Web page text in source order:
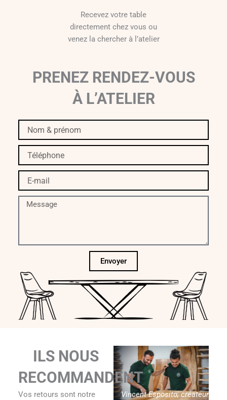
Recevez votre table
directement chez vous ou
venez la chercher à l’atelier
PRENEZ RENDEZ-VOUS
À L’ATELIER
prénom
mail
Message
Envoyer
Vincent Esposito, créateur
ILS NOUS
RECOMMANDENT
Vos retours sont notre